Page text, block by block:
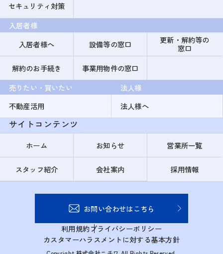
セキュリティ対策
入居者様
入居者様へ
設備等の窓口
更新・解約等の
窓口
解約のお手続き
事業用物件の窓口
売りたい・買いたい
不動産活用
法人様
法人様へ
サイトコンテンツ
ホーム お知らせ 営業所一覧
スタッフ紹介 会社案内 採用情報
お問い合わせはこちら
利用規約プライバシーポリシー
カスタマーハラスメントに対する基本方針